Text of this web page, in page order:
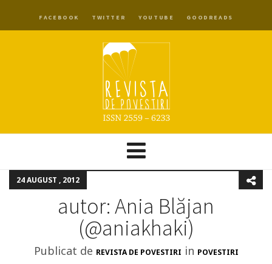
FACEBOOK TWITTER YOUTUBE GOODREADS
24 AUGUST , 2012
autor: Ania Blăjan
(@aniakhaki)
Publicat de REVISTA DE POVESTIRI in POVESTIRI